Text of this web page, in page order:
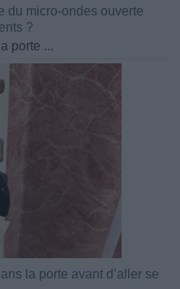
du micro-ondes ouverte
?
porte ...
la porte avant d’aller se